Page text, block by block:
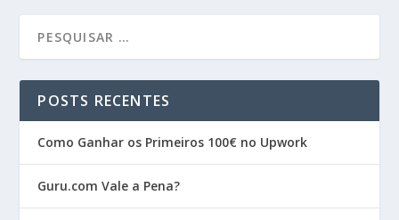
POSTS RECENTES
Como Ganhar os Primeiros 100€ no Upwork
Guru.com Vale a Pena?